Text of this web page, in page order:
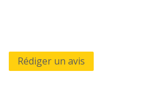
Rédiger un avis